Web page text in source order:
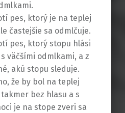
pes, ktorý je na teplej
častejšie sa odmlčuje.
pes, ktorý stopu hlási
väčšími odmlkami, a z
akú stopu sleduje.
že by bol na teplej
bez hlasu a s
je na stope zveri sa